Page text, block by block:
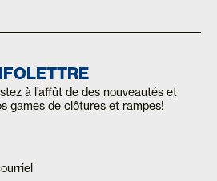
à l’affût de des nouveautés et
games de clôtures et rampes!